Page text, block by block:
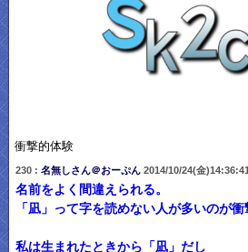
衝撃的体験
230 : 名無しさん＠おーぷん2014/10/24(金
名前をよく間違えられる。
「凪」って字を読めない人が多いのが衝
私は生まれたときから「凪」だし